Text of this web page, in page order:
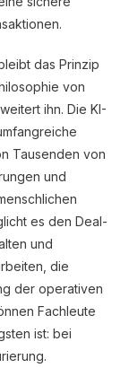
das Prinzip
von
ihn. Die KI-
Tausenden von
und
es den Deal-
und
die
der operativen
Fachleute
ist: bei